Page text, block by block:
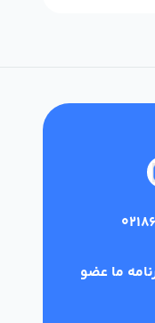
ما عضو